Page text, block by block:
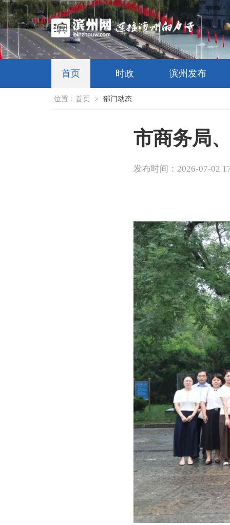
首页 时政 滨州发布
位置： 首页 > 部门动态
市商务局
发布时间：2026-07-02